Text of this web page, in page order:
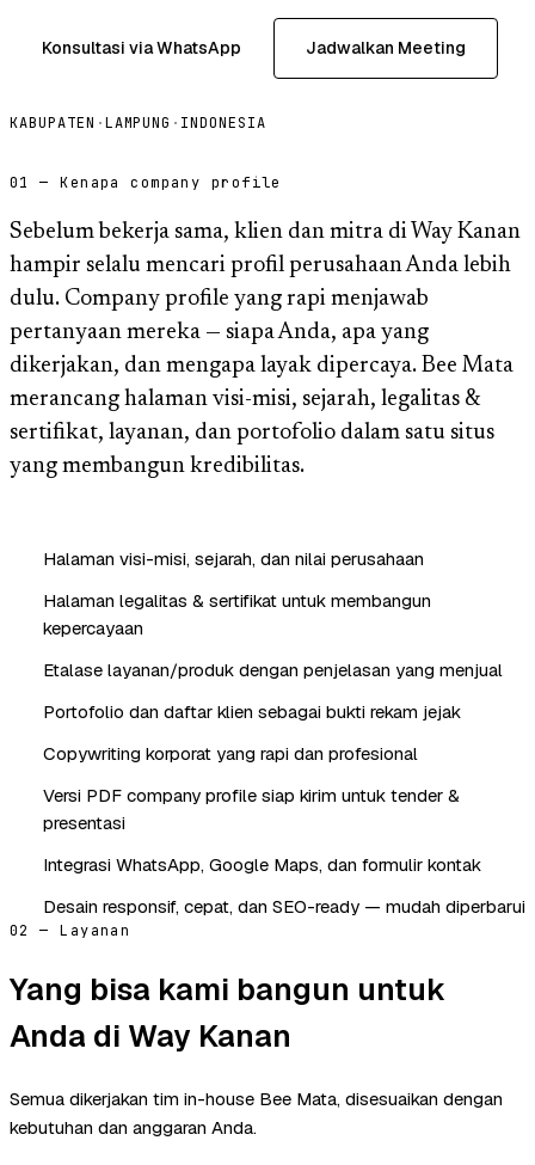
Konsultasi via WhatsApp Jadwalkan Meeting
KABUPATEN ·LAMPUNG · INDONESIA
01 — Kenapa company profile
Sebelum bekerja sama, klien dan mitra di Way Kanan
hampir selalu mencari profil perusahaan Anda lebih
dulu. Company profile yang rapi menjawab
pertanyaan mereka — siapa Anda, apa yang
dikerjakan, dan mengapa layak dipercaya. Bee Mata
merancang halaman visi-misi, sejarah, legalitas &
sertifikat, layanan, dan portofolio dalam satu situs
yang membangun kredibilitas.
Halaman visi-misi, sejarah, dan nilai perusahaan
Halaman legalitas & sertifikat untuk membangun
kepercayaan
Etalase layanan/produk dengan penjelasan yang menjual
Portofolio dan daftar klien sebagai bukti rekam jejak
Copywriting korporat yang rapi dan profesional
Versi PDF company profile siap kirim untuk tender &
presentasi
Integrasi WhatsApp, Google Maps, dan formulir kontak
Desain responsif, cepat, dan SEO-ready — mudah diperbarui
02 — Layanan
Yang bisa kami bangun untuk
Anda di Way Kanan
Semua dikerjakan tim in-house Bee Mata, disesuaikan dengan
kebutuhan dan anggaran Anda.